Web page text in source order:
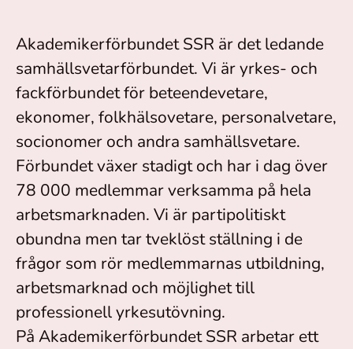
Akademikerförbundet SSR är det ledande
samhällsvetarförbundet. Vi är yrkes- och
fackförbundet för beteendevetare,
ekonomer, folkhälsovetare, personalvetare,
socionomer och andra samhällsvetare.
Förbundet växer stadigt och har i dag över
78 000 medlemmar verksamma på hela
arbetsmarknaden. Vi är partipolitiskt
obundna men tar tveklöst ställning i de
frågor som rör medlemmarnas utbildning,
arbetsmarknad och möjlighet till
professionell yrkesutövning.
På Akademikerförbundet SSR arbetar ett